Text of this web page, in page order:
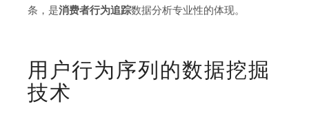
条，是消费者行为追踪数据分析专业性的体现。
用户行为序列的数据挖掘
技术